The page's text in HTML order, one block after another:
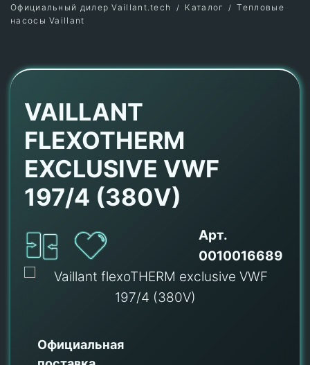
Официальный дилер Vaillant.tech Каталог
Тепловые
насосы Vaillant
VAILLANT
FLEXOTHERM
EXCLUSIVE VWF
197/4 (380V)
Арт.
0010016689
Официальная